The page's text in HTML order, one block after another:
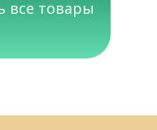
все товары